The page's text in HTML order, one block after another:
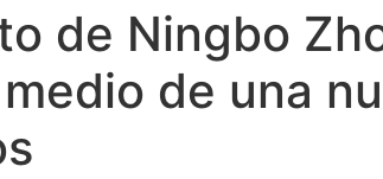
de Ningbo
de una